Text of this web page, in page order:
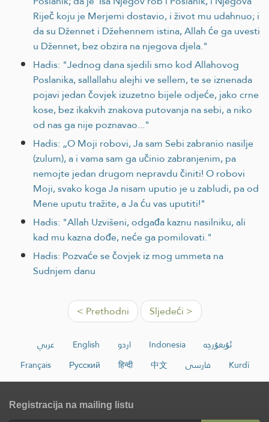
Riječ koju je Merjemi dostavio, i život mu udahnuo; i
da su Džennet i Džehennem istina, Allah će ga uvesti
u Džennet, bez obzira na njegova djela."
Hadis: "Jednog dana sjedili smo kod Allahovog
Poslanika, sallallahu alejhi ve sellem, te se iznenada
pojavi jedan čovjek izuzetno bijele odjeće, jako crne
kose, bez ikakvih znakova putovanja na sebi, a niko
od nas ga nije poznavao..."
Hadis: „O Moji robovi, Ja sam Sebi zabranio nasilje
(zulum), a i vama sam ga učinio zabranjenim, pa
nemojte jedan drugom nepravdu činiti! O robovi
Moji, svako koga Ja nisam uputio je u zabludi, pa od
Mene uputu tražite, a Ja ću vas uputiti!"
Hadis: "Allah Uzvišeni, odgađa kaznu nasilniku, ali
kad mu kazna dođe, neće ga pomilovati."
Hadis: Pozvaće se čovjek iz mog ummeta na
Sudnjem danu
< Prethodni Sljedeći >
عربي English اردو Indonesia
ئۇيغۇرچە
Français
Русский हिन्दी 中文 فارسی Kurdî
Registracija na mailing listu